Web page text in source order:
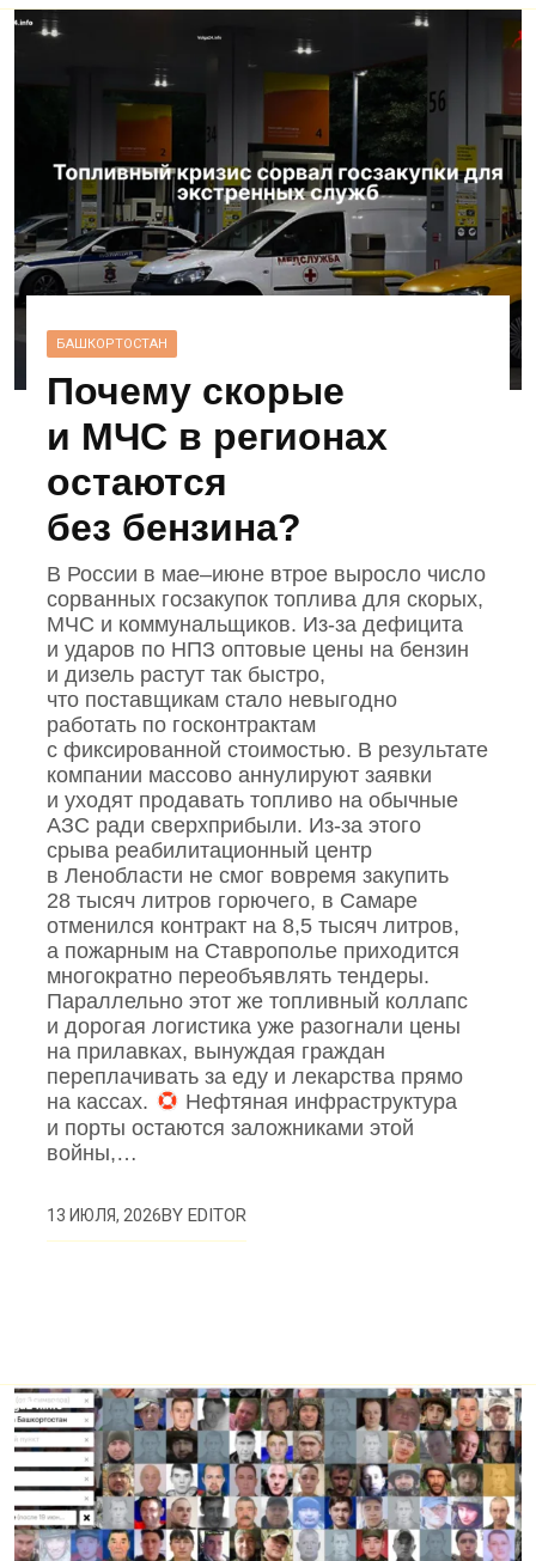
БАШКОРТОСТАН
Почему скорые
и МЧС в регионах
остаются
без бензина?
В России в мае–июне втрое выросло число
сорванных госзакупок топлива для скорых,
МЧС и коммунальщиков. Из‑за дефицита
и ударов по НПЗ оптовые цены на бензин
и дизель растут так быстро,
что поставщикам стало невыгодно
работать по госконтрактам
с фиксированной стоимостью. В результате
компании массово аннулируют заявки
и уходят продавать топливо на обычные
АЗС ради сверхприбыли. Из‑за этого
срыва реабилитационный центр
в Ленобласти не смог вовремя закупить
28 тысяч литров горючего, в Самаре
отменился контракт на 8,5 тысяч литров,
а пожарным на Ставрополье приходится
многократно переобъявлять тендеры.
Параллельно этот же топливный коллапс
и дорогая логистика уже разогнали цены
на прилавках, вынуждая граждан
переплачивать за еду и лекарства прямо
на кассах.
Нефтяная инфраструктура
и порты остаются заложниками этой
войны,…
13 ИЮЛЯ, 2026BYEDITOR